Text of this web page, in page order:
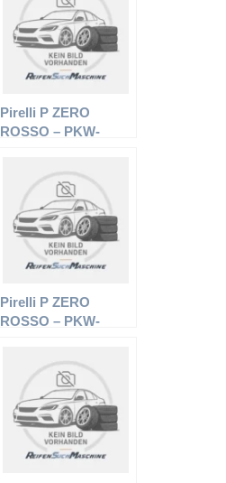
Pirelli P ZERO
ROSSO – PKW-
Pirelli P ZERO
ROSSO – PKW-